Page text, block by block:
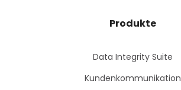
Produkte
Data Integrity Suite
Kundenkommunikation